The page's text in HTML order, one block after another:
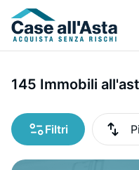
145 Immobili
Filtri